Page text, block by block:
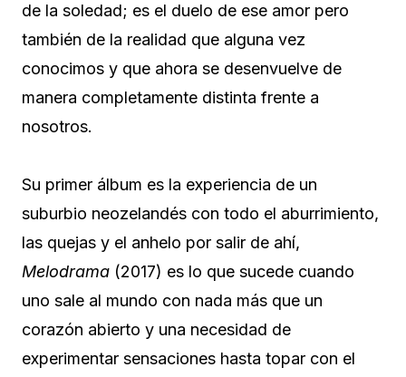
de la soledad; es el duelo de ese amor pero
también de la realidad que alguna vez
conocimos y que ahora se desenvuelve de
manera completamente distinta frente a
nosotros.
Su primer álbum es la experiencia de un
suburbio neozelandés con todo el aburrimiento,
las quejas y el anhelo por salir de ahí,
Melodrama (2017) es lo que sucede cuando
uno sale al mundo con nada más que un
corazón abierto y una necesidad de
experimentar sensaciones hasta topar con el